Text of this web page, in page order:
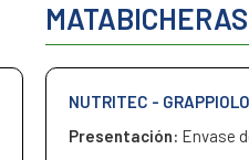
NUTRITEC - GRAPPIOLO
Presentación: Envase